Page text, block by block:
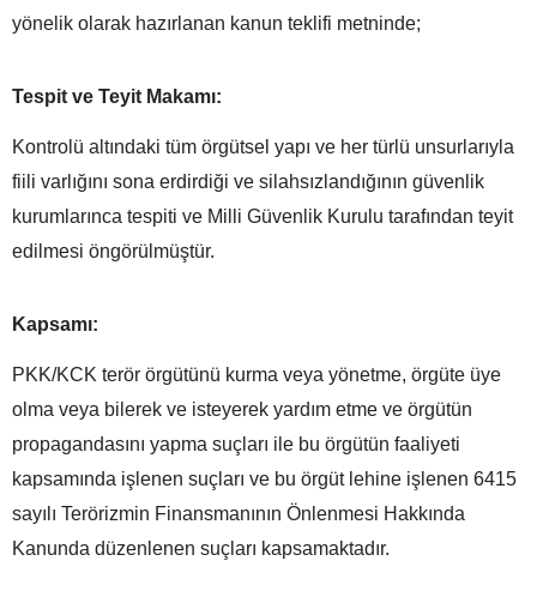
yönelik olarak hazırlanan kanun teklifi metninde;
Tespit ve Teyit Makamı:
Kontrolü altındaki tüm örgütsel yapı ve her türlü unsurlarıyla
fiili varlığını sona erdirdiği ve silahsızlandığının güvenlik
kurumlarınca tespiti ve Milli Güvenlik Kurulu tarafından teyit
edilmesi öngörülmüştür.
Kapsamı:
PKK/KCK terör örgütünü kurma veya yönetme, örgüte üye
olma veya bilerek ve isteyerek yardım etme ve örgütün
propagandasını yapma suçları ile bu örgütün faaliyeti
kapsamında işlenen suçları ve bu örgüt lehine işlenen 6415
sayılı Terörizmin Finansmanının Önlenmesi Hakkında
Kanunda düzenlenen suçları kapsamaktadır.